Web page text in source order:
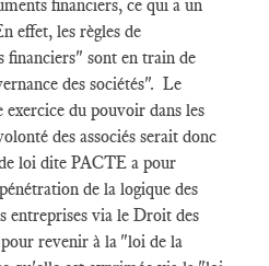
financiers, ce qui a un
effet, les règles de
financiers" sont en train de
des sociétés". Le
du pouvoir dans les
des associés serait donc
loi dite PACTE a pour
de la logique des
entreprises via le Droit des
revenir à la "loi de la